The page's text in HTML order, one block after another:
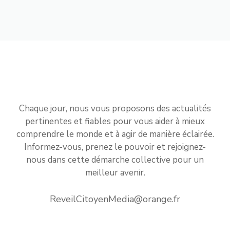
Chaque jour, nous vous proposons des actualités
pertinentes et fiables pour vous aider à mieux
comprendre le monde et à agir de manière éclairée.
Informez-vous, prenez le pouvoir et rejoignez-
nous dans cette démarche collective pour un
meilleur avenir.
ReveilCitoyenMedia@orange.fr